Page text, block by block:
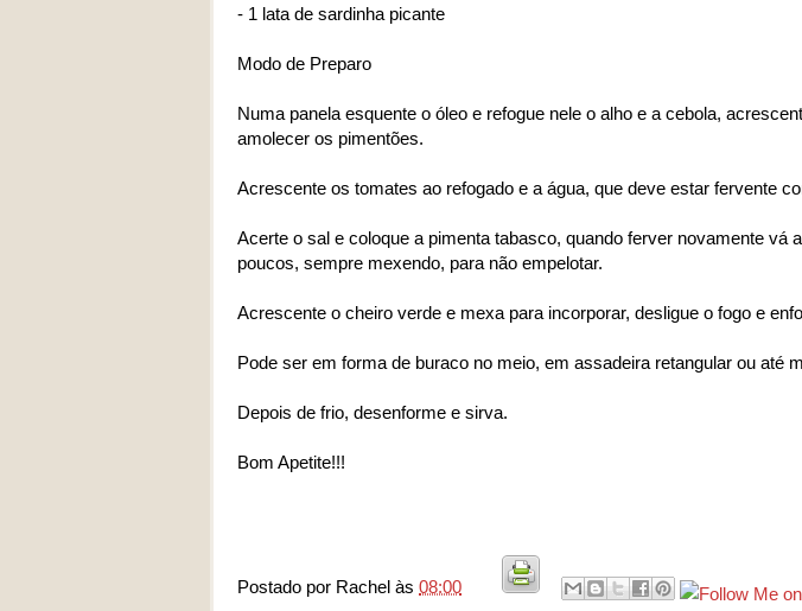
- 1 lata de sardinha picante
Modo de Preparo
Numa panela esquente o óleo e refogue nele o alho e a cebola,
amolecer os pimentões.
Acrescente os tomates ao refogado e a água, que deve estar fervente
Acerte o sal e coloque a pimenta tabasco, quando ferver novamente vá
poucos, sempre mexendo, para não empelotar.
Acrescente o cheiro verde e mexa para incorporar, desligue o fogo e
Pode ser em forma de buraco no meio, em assadeira retangular ou até
Depois de frio, desenforme e sirva.
Bom Apetite!!!
Postado por Rachel às 08:00